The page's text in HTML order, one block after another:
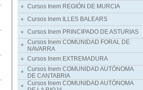
Cursos Inem REGIÓN DE MURCIA
Cursos Inem ILLES BALEARS
Cursos Inem PRINCIPADO DE ASTURIAS
Cursos Inem COMUNIDAD FORAL DE
NAVARRA
Cursos Inem EXTREMADURA
Cursos Inem COMUNIDAD AUTÓNOMA
DE CANTABRIA
Cursos Inem COMUNIDAD AUTÓNOMA